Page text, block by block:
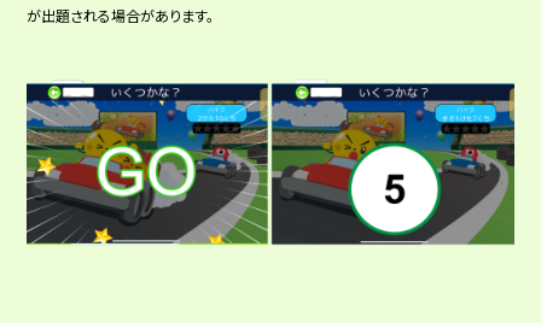
が出題される場合があります。